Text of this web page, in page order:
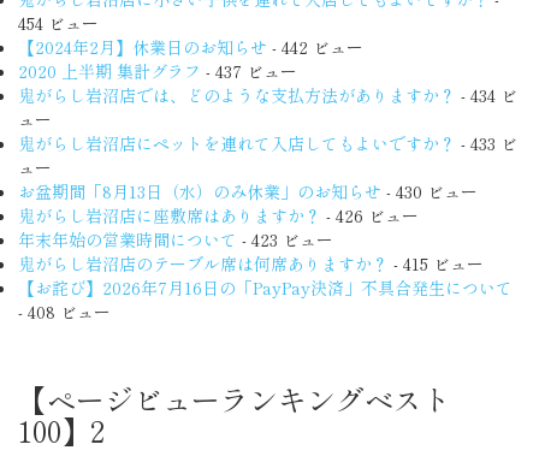
454 ビュー
【2024年2月】休業日のお知らせ - 442 ビュー
2020 上半期 集計グラフ - 437 ビュー
鬼がらし岩沼店では、どのような支払方法がありますか？ - 434 ビ
ュー
鬼がらし岩沼店にペットを連れて入店してもよいですか？ - 433 ビ
ュー
お盆期間「8月13日（水）のみ休業」のお知らせ - 430 ビュー
鬼がらし岩沼店に座敷席はありますか？ - 426 ビュー
年末年始の営業時間について - 423 ビュー
鬼がらし岩沼店のテーブル席は何席ありますか？ - 415 ビュー
【お詫び】2026年7月16日の「PayPay決済」不具合発生について
- 408 ビュー
【ページビューランキングベスト
100】2